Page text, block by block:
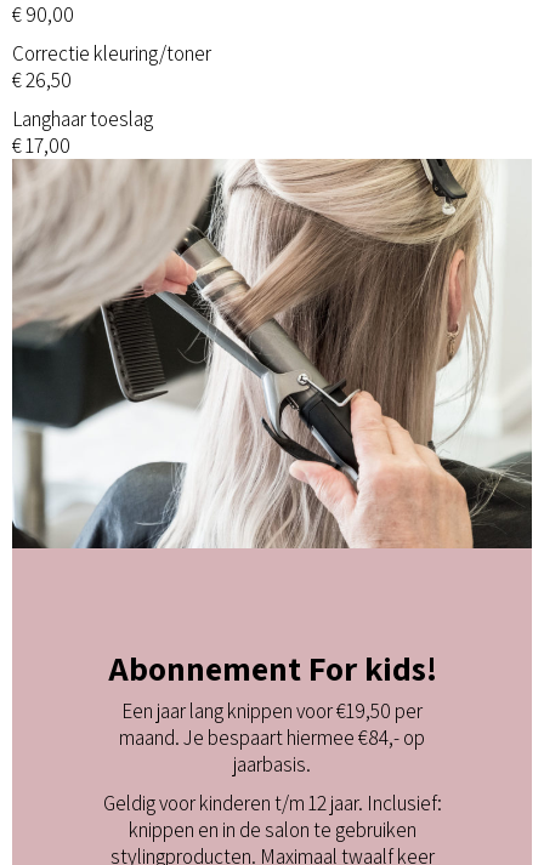
€ 90,00
Correctie kleuring/toner
€ 26,50
Langhaar toeslag
€ 17,00
Abonnement For kids!
Een jaar lang knippen voor €19,50 per
maand. Je bespaart hiermee €84,- op
jaarbasis.
Geldig voor kinderen t/m 12 jaar. Inclusief:
knippen en in de salon te gebruiken
stylingproducten. Maximaal twaalf keer